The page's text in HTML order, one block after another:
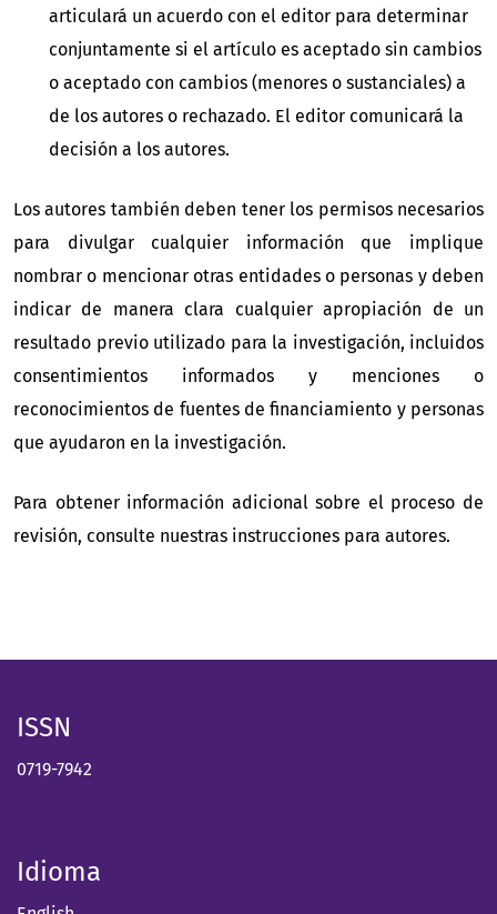
articulará un acuerdo con el editor para determinar
conjuntamente si el artículo es aceptado sin cambios
o aceptado con cambios (menores o sustanciales) a
de los autores o rechazado. El editor comunicará la
decisión a los autores.
Los autores también deben tener los permisos necesarios
para divulgar cualquier información que implique
nombrar o mencionar otras entidades o personas y deben
indicar de manera clara cualquier apropiación de un
resultado previo utilizado para la investigación, incluidos
consentimientos informados y menciones o
reconocimientos de fuentes de financiamiento y personas
que ayudaron en la investigación.
Para obtener información adicional sobre el proceso de
revisión, consulte nuestras instrucciones para autores.
ISSN
0719-7942
Idioma